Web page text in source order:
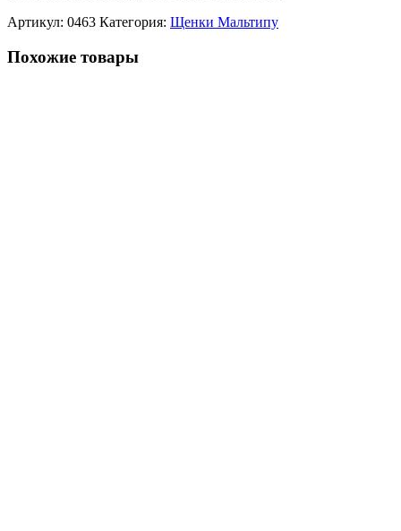
Артикул: 0463 Категория: Щенки Мальтипу
Похожие товары